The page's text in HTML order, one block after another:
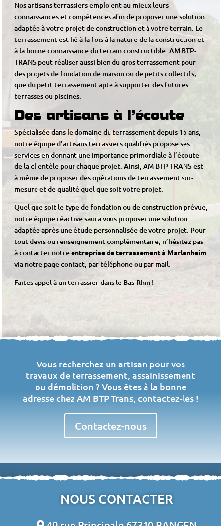
Nos artisans terrassiers emploient au mieux leurs
connaissances et compétences afin de proposer une solution
adaptée à votre projet de construction et à votre terrain. Le
terrassement est lié à la fois à la nature de la construction et
à la bonne connaissance du terrain constructible. AM BTP-
TRANS peut réaliser aussi bien du gros terrassement pour
des projets de fondation de maison ou de petits collectifs,
que du petit terrassement apte à supporter des futures
terrasses ou piscines.
Des artisans à l’écoute
Spécialisée dans le domaine du terrassement depuis 15 ans,
notre équipe d’artisans terrassiers qualifiés propose ses
services en donnant une importance primordiale à l’écoute
de la clientèle pour chaque projet. Ainsi, AM BTP-TRANS est
à même de proposer des opérations de terrassement sur-
mesure et de qualité quel que soit votre projet.
Quel que soit le type de fondation ou de construction prévue,
notre équipe réactive saura vous proposer une solution
adaptée après une étude personnalisée de votre projet. Pour
tout devis ou renseignement complémentaire, n’hésitez pas
à contacter notreentreprise de terrassement à Marlenheim
via notre page contact, par téléphone ou par mail.
Faites appel à unterrassier dans le Bas-Rhin !
Vous recherchez un artisan pour vos
travaux de terrassement, assainissement
ou démolition ? Vous êtes à la bonne
adresse chez AM BTP Trans, contactez-les !
Contactez-nous
NOUS CONTACTER